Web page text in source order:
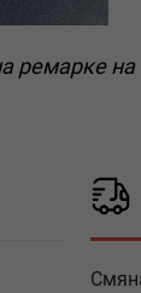
ремарке на